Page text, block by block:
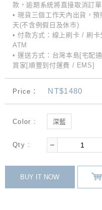
款，逾期系統將直接取消訂單
• 現貨三個工作天內出貨，
天(不含例假日及休市)
• 付款方式：線上刷卡 / 刷
ATM
• 運送方式：台灣本島[宅配
買家[順豐到付運費 / EMS]
Price： NT$1480
Color : 深藍
Qty :
BUY IT NOW